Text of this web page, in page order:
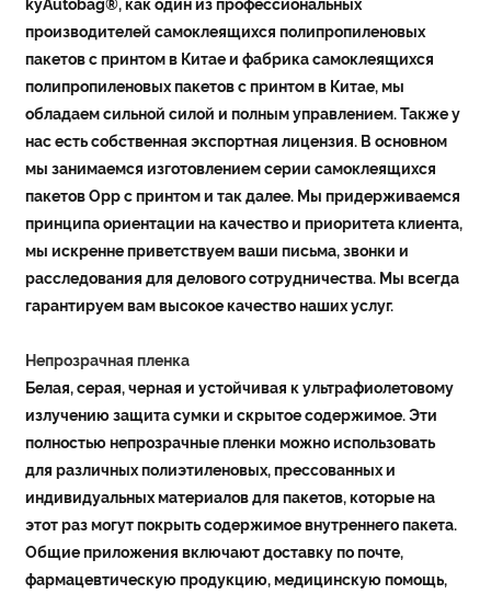
kyAutobag®, как один из профессиональных
производителей самоклеящихся полипропиленовых
пакетов с принтом в Китае и фабрика самоклеящихся
полипропиленовых пакетов с принтом в Китае, мы
обладаем сильной силой и полным управлением. Также у
нас есть собственная экспортная лицензия. В основном
мы занимаемся изготовлением серии самоклеящихся
пакетов Opp с принтом и так далее. Мы придерживаемся
принципа ориентации на качество и приоритета клиента,
мы искренне приветствуем ваши письма, звонки и
расследования для делового сотрудничества. Мы всегда
гарантируем вам высокое качество наших услуг.
Непрозрачная пленка
Белая, серая, черная и устойчивая к ультрафиолетовому
излучению защита сумки и скрытое содержимое. Эти
полностью непрозрачные пленки можно использовать
для различных полиэтиленовых, прессованных и
индивидуальных материалов для пакетов, которые на
этот раз могут покрыть содержимое внутреннего пакета.
Общие приложения включают доставку по почте,
фармацевтическую продукцию, медицинскую помощь,